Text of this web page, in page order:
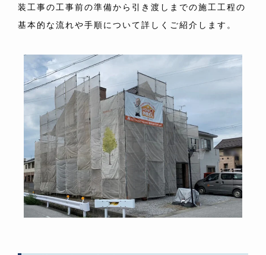
装工事の工事前の準備から引き渡しまでの施工工程の
基本的な流れや手順について詳しくご紹介します。